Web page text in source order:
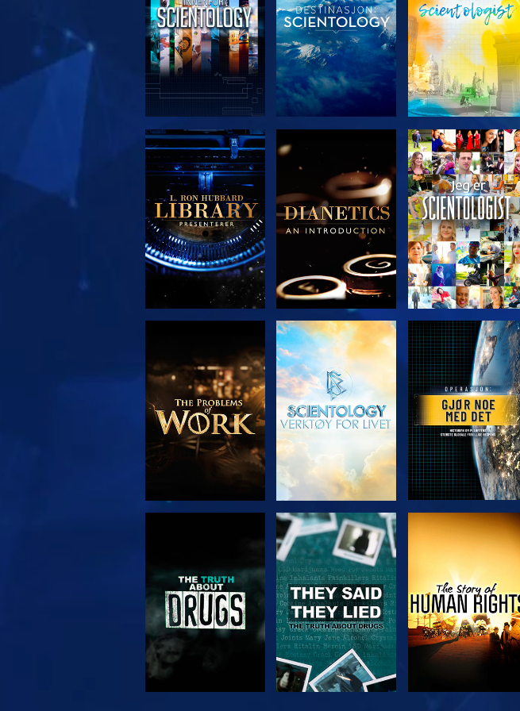
UTFORSK SERIEN UTFORSK SERIEN UTFORSK SERIEN
UTFORSK SERIEN SE UTFORSK SERIEN
SE